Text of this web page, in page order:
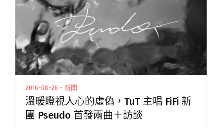
2016-08-26・新聞
溫暖瞪視人心的虛偽，TuT 主唱 FiFi 新
團 Pseudo 首發兩曲＋訪談